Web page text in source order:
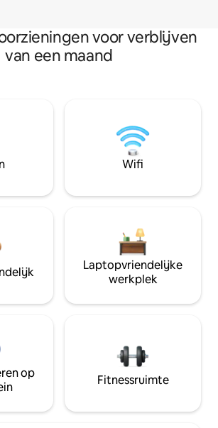
voor verblijven
van een maand
Wifi
Laptopvriendelijke
werkplek
op
Fitnessruimte